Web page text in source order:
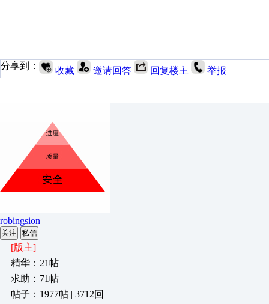
分享到： 收藏 邀请回答 回复楼主 举报
robingsion
关注 私信
[版主]
精华：21帖
求助：71帖
帖子：1977帖 | 3712回